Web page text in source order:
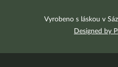
Vyrobeno s láskou v
Designed by